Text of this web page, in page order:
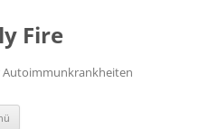
Fire
Autoimmunkrankheiten